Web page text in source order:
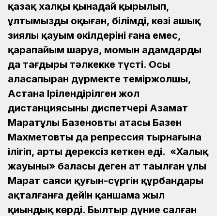
қазақ халқы қынадай қырылып,
ұлтымыздың оқыған, білімді, көзі ашық
зиялы қауым өкілдерінің ғана емес,
қарапайым шаруа, момын адамдардың
да тағдыры тәлкекке түсті. Осы
аласапыран дүрмекте теміржолшы,
Астана Ірілендірілген жол
дистанциясының диспетчері Азамат
Маратұлы Базеновтың атасы Базен
Махметовтың да репрессия тырнағына
ілігіп, арты дерексіз кеткен еді. «Халық
жауының» баласы деген ат таңылған ұлы
Марат саяси қуғын-сүргін құрбандары
ақталғанға дейін қаншама жыл
қиындық көрді. Былтыр дүние салған